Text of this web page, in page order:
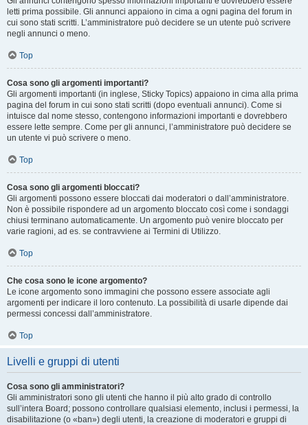
letti prima possibile. Gli annunci appaiono in cima a ogni pagina del forum in
cui sono stati scritti. L’amministratore può decidere se un utente può scrivere
negli annunci o meno.
Top
Cosa sono gli argomenti importanti?
Gli argomenti importanti (in inglese, Sticky Topics) appaiono in cima alla prima
pagina del forum in cui sono stati scritti (dopo eventuali annunci). Come si
intuisce dal nome stesso, contengono informazioni importanti e dovrebbero
essere lette sempre. Come per gli annunci, l’amministratore può decidere se
un utente vi può scrivere o meno.
Top
Cosa sono gli argomenti bloccati?
Gli argomenti possono essere bloccati dai moderatori o dall’amministratore.
Non è possibile rispondere ad un argomento bloccato così come i sondaggi
chiusi terminano automaticamente. Un argomento può venire bloccato per
varie ragioni, ad es. se contravviene ai Termini di Utilizzo.
Top
Che cosa sono le icone argomento?
Le icone argomento sono immagini che possono essere associate agli
argomenti per indicare il loro contenuto. La possibilità di usarle dipende dai
permessi concessi dall’amministratore.
Top
Livelli e gruppi di utenti
Cosa sono gli amministratori?
Gli amministratori sono gli utenti che hanno il più alto grado di controllo
sull’intera Board; possono controllare qualsiasi elemento, inclusi i permessi, la
disabilitazione (o «ban») degli utenti, la creazione di moderatori e gruppi di